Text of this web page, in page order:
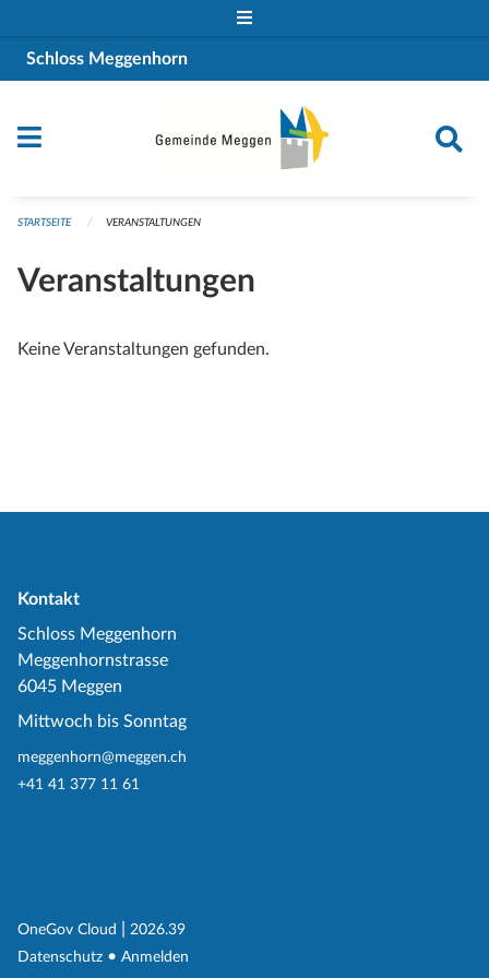
Schloss Meggenhorn
STARTSEITE VERANSTALTUNGEN
Veranstaltungen
Keine Veranstaltungen gefunden.
Kontakt
Schloss Meggenhorn
Meggenhornstrasse
6045 Meggen
Mittwoch bis Sonntag
meggenhorn@meggen.ch
+41 41 377 11 61
OneGov Cloud (External Link)
2026.39
Datenschutz (External Link)
Anmelden